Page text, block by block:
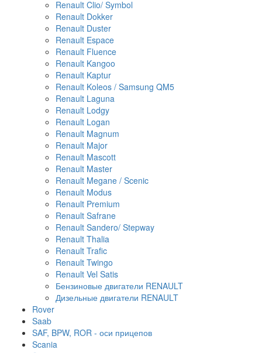
Renault Clio/ Symbol
Renault Dokker
Renault Duster
Renault Espace
Renault Fluence
Renault Kangoo
Renault Kaptur
Renault Koleos / Samsung QM5
Renault Laguna
Renault Lodgy
Renault Logan
Renault Magnum
Renault Major
Renault Mascott
Renault Master
Renault Megane / Scenic
Renault Modus
Renault Premium
Renault Safrane
Renault Sandero/ Stepway
Renault Thalia
Renault Trafic
Renault Twingo
Renault Vel Satis
Бензиновые двигатели RENAULT
Дизельные двигатели RENAULT
Rover
Saab
SAF, BPW, ROR - оси прицепов
Scania